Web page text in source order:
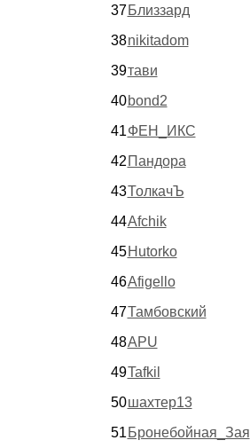
37 Близзард
38nikitadom
39тави
40 bond2
41ФЕН_ИКС
42 Пандора
43ТолкачЪ
44Afchik
45 Hutorko
46Afigello
47Тамбовский
48APU
49Tafkil
50шахтер13
51 Бронебойная_Зая